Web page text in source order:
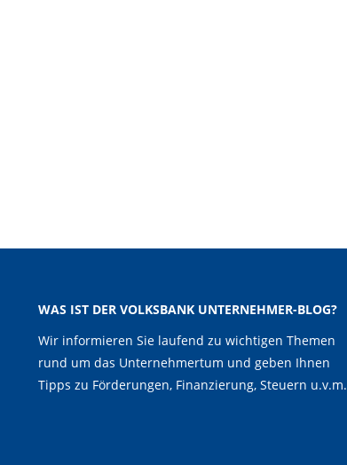
WAS IST DER VOLKSBANK UNTERNEHMER-BLOG?
Wir informieren Sie laufend zu wichtigen Themen
rund um das Unternehmertum und geben Ihnen
Tipps zu Förderungen, Finanzierung, Steuern u.v.m.